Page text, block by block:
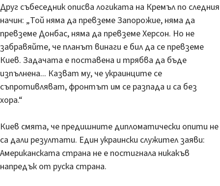
Друг събеседник описва логиката на Кремъл по следния
начин: „Той няма да превземе Запорожие, няма да
превземе Донбас, няма да превземе Херсон. Но не
забравяйте, че планът винаги е бил да се превземе
Киев. Задачата е поставена и трябва да бъде
изпълнена... Казват му, че украинците се
съпротивляват, фронтът им се разпада и са без
хора.“
Киев смята, че предишните дипломатически опити не
са дали резултати. Един украински служител заяви:
Американската страна не е постигнала никакъв
напредък от руска страна.